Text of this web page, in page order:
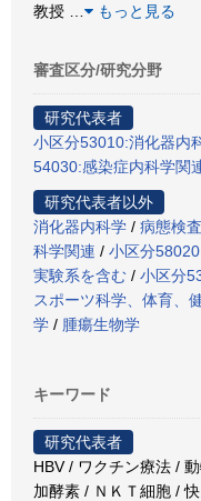
教授
もっと見る
審査区分/研究分野
研究代表者
小区分53010:消化器内
54030:感染症内科学関
研究代表者以外
消化器内科学 / 病態検
科学関連 / 小区分
実験系を含む / 小区分
スポーツ科学、体育、
学 / 腫瘍生物学
キーワード
研究代表者
HBV / ワクチン療法 /
加酵素 / ＮＫＴ細胞 /